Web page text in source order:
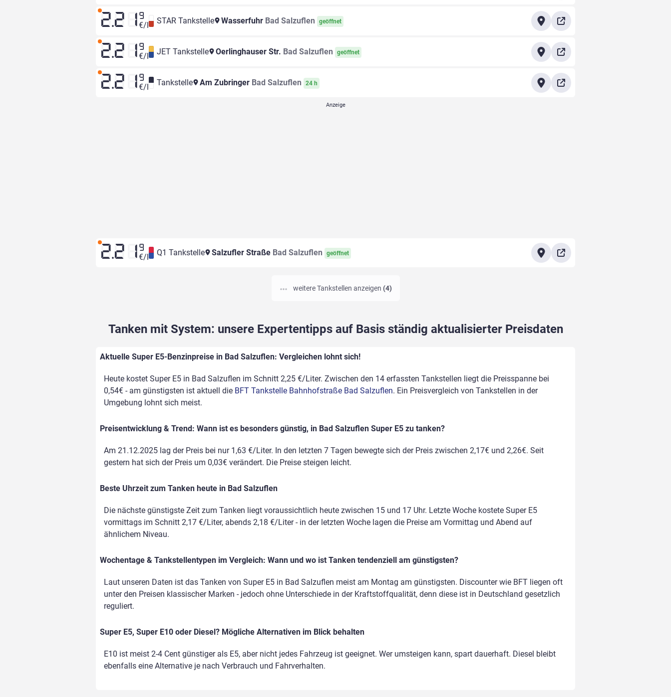
2.21 9
€/l STAR Tankstelle Wasserfuhr Bad Salzuflen geöffnet
2.21 9
€/l JET Tankstelle Oerlinghauser Str. Bad Salzuflen geöffnet
2.21 9
€/l Tankstelle Am Zubringer Bad Salzuflen 24 h
2.21 9
€/l Q1 Tankstelle Salzufler Straße Bad Salzuflen geöffnet
weitere Tankstellen anzeigen (4)
Tanken mit System: unsere Expertentipps auf Basis ständig aktualisierter Preisdaten
Aktuelle Super E5-Benzinpreise in Bad Salzuflen: Vergleichen lohnt sich!
Heute kostet Super E5 in Bad Salzuflen im Schnitt 2,25 €/Liter. Zwischen den 14 erfassten Tankstellen liegt die Preisspanne bei
0,54€ - am günstigsten ist aktuell die BFT Tankstelle Bahnhofstraße Bad Salzuflen. Ein Preisvergleich von Tankstellen in der
Umgebung lohnt sich meist.
Preisentwicklung & Trend: Wann ist es besonders günstig, in Bad Salzuflen Super E5 zu tanken?
Am 21.12.2025 lag der Preis bei nur 1,63 €/Liter. In den letzten 7 Tagen bewegte sich der Preis zwischen 2,17€ und 2,26€. Seit
gestern hat sich der Preis um 0,03€ verändert. Die Preise steigen leicht.
Beste Uhrzeit zum Tanken heute in Bad Salzuflen
Die nächste günstigste Zeit zum Tanken liegt voraussichtlich heute zwischen 15 und 17 Uhr. Letzte Woche kostete Super E5
vormittags im Schnitt 2,17 €/Liter, abends 2,18 €/Liter - in der letzten Woche lagen die Preise am Vormittag und Abend auf
ähnlichem Niveau.
Wochentage & Tankstellentypen im Vergleich: Wann und wo ist Tanken tendenziell am günstigsten?
Laut unseren Daten ist das Tanken von Super E5 in Bad Salzuflen meist am Montag am günstigsten. Discounter wie BFT liegen oft
unter den Preisen klassischer Marken - jedoch ohne Unterschiede in der Kraftstoffqualität, denn diese ist in Deutschland gesetzlich
reguliert.
Super E5, Super E10 oder Diesel? Mögliche Alternativen im Blick behalten
E10 ist meist 2-4 Cent günstiger als E5, aber nicht jedes Fahrzeug ist geeignet. Wer umsteigen kann, spart dauerhaft. Diesel bleibt
ebenfalls eine Alternative je nach Verbrauch und Fahrverhalten.